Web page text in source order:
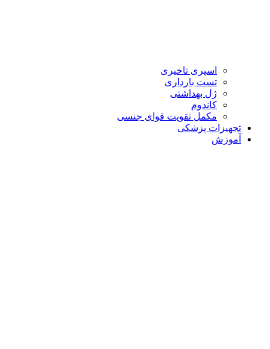
اسپری تاخیری
تست بارداری
ژل بهداشتی
کاندوم
مکمل تقویت قوای جنسی
تجهیزات پزشکی
آموزش